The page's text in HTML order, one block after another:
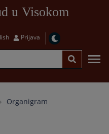
u Visokom
Prijava
Organigram